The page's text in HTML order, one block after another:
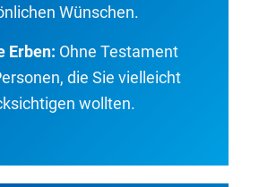
Wünschen.
Erben: Ohne Testament
die Sie vielleicht
wollten.